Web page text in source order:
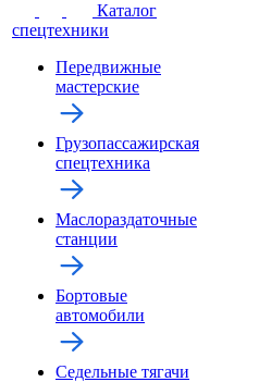
Каталог
спецтехники
Передвижные
мастерские
Грузопассажирская
спецтехника
Маслораздаточные
станции
Бортовые
автомобили
Седельные тягачи